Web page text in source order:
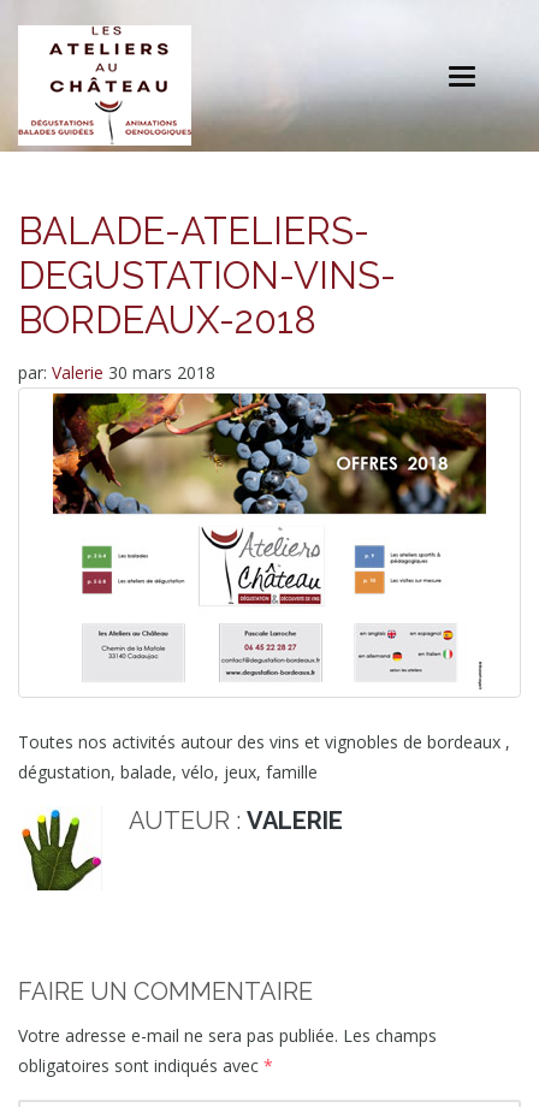
Toggle
BALADE-ATELIERS-
DEGUSTATION-VINS-
BORDEAUX-2018
par: Valerie 30 mars 2018
Toutes nos activités autour des vins et vignobles de bordeaux ,
dégustation, balade, vélo, jeux, famille
AUTEUR : VALERIE
FAIRE UN COMMENTAIRE
Votre adresse e-mail ne sera pas publiée. Les champs
obligatoires sont indiqués avec *